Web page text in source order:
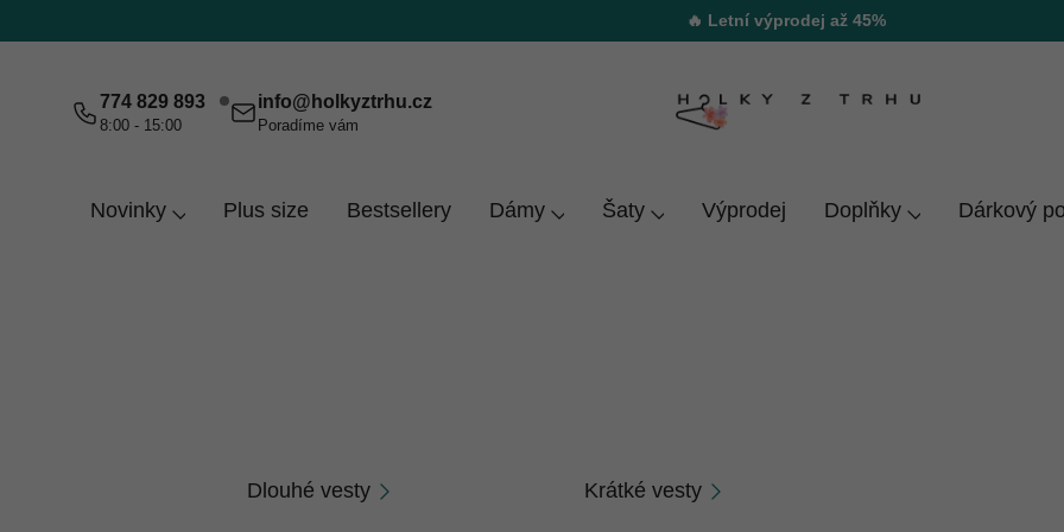
na
🔥 Letní výprodej až 45%
774 829 893
8:00 - 15:00
info@ holkyztrhu.cz
Poradíme vám
Novinky Plus size Bestsellery Dámy Šaty Výprodej Doplňky Dárkový
Dlouhé vesty Krátké vesty